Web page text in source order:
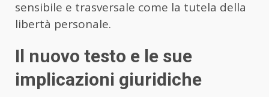
sensibile e trasversale come la tutela della
libertà personale.
Il nuovo testo e le sue
implicazioni giuridiche